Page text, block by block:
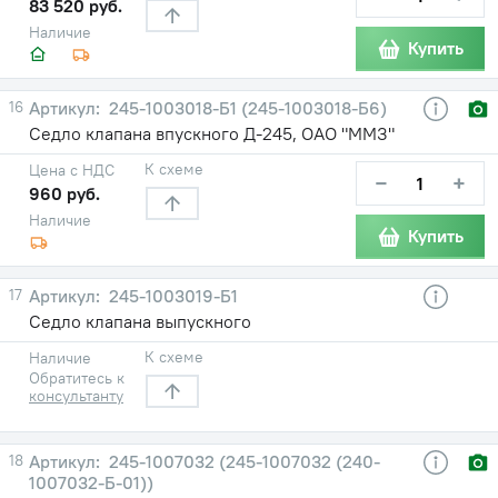
Наличие
83 520 руб.
Купить
16
245-1003018-Б1 (245-1003018-Б6)
Седло клапана впускного Д-245, ОАО "ММЗ"
Наличие
Цена с НДС
960 руб.
К схеме − +
Купить
17
245-1003019-Б1
Седло клапана выпускного
Наличие
Обратитесь к
консультанту
К схеме
18
245-1007032 (245-1007032 (240-
1007032-Б-01))